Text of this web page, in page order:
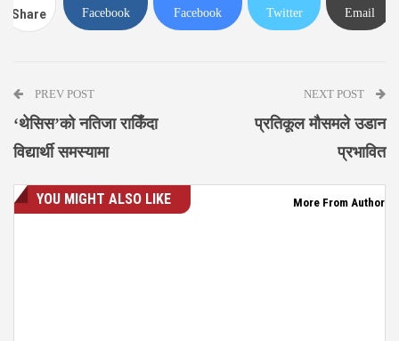
Share Facebook Facebook Twitter Email
PREV POST
‘थेसिस’को नतिजा राकिँदा
विद्यार्थी समस्यामा
NEXT POST
प्रतिकूल मौसमले उडान
प्रभावित
YOU MIGHT ALSO LIKE More From Author